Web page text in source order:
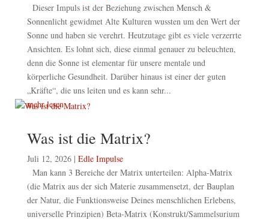
Dieser Impuls ist der Beziehung zwischen Mensch &
Sonnenlicht gewidmet Alte Kulturen wussten um den Wert der
Sonne und haben sie verehrt. Heutzutage gibt es viele verzerrte
Ansichten. Es lohnt sich, diese einmal genauer zu beleuchten,
denn die Sonne ist elementar für unsere mentale und
körperliche Gesundheit. Darüber hinaus ist einer der guten
„Kräfte“, die uns leiten und es kann sehr...
mehr lesen
Was ist die Matrix?
Juli 12, 2026| Edle Impulse
Man kann 3 Bereiche der Matrix unterteilen: Alpha-Matrix
(die Matrix aus der sich Materie zusammensetzt, der Bauplan
der Natur, die Funktionsweise Deines menschlichen Erlebens,
universelle Prinzipien) Beta-Matrix (Konstrukt/Sammelsurium